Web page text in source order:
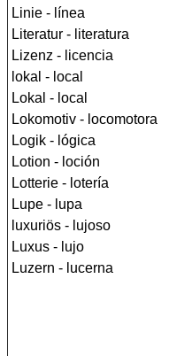
Linie - línea
Literatur - literatura
Lizenz - licencia
lokal - local
Lokal - local
Lokomotiv - locomotora
Logik - lógica
Lotion - loción
Lotterie - lotería
Lupe - lupa
luxuriös - lujoso
Luxus - lujo
Luzern - lucerna